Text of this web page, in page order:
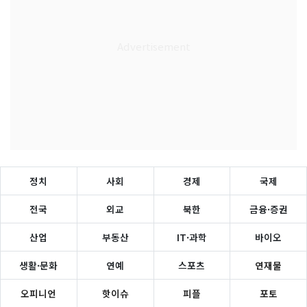
정치 사회 경제 국제
전국 외교 북한 금융·증권
산업 부동산 IT·과학 바이오
생활·문화 연예 스포츠 연재물
오피니언 핫이슈 피플 포토